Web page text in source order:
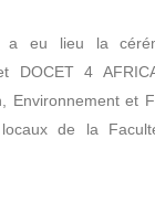
eu lieu la
DOCET 4
Environnement et
de la